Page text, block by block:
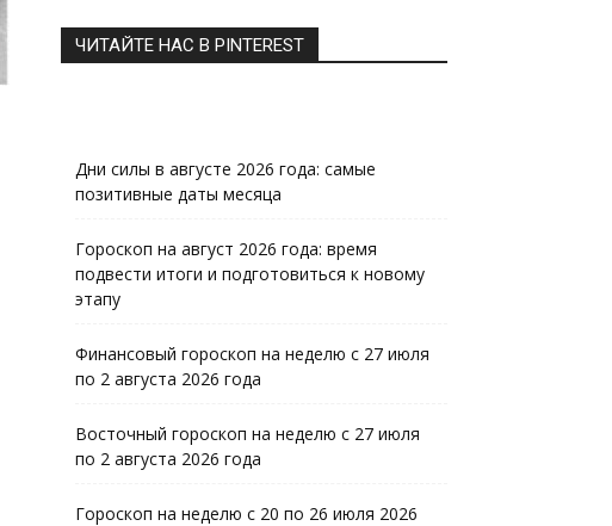
ЧИТАЙТЕ НАС В PINTEREST
Дни силы в августе 2026 года: самые
позитивные даты месяца
Гороскоп на август 2026 года: время
подвести итоги и подготовиться к новому
этапу
Финансовый гороскоп на неделю с 27 июля
по 2 августа 2026 года
Восточный гороскоп на неделю с 27 июля
по 2 августа 2026 года
Гороскоп на неделю с 20 по 26 июля 2026